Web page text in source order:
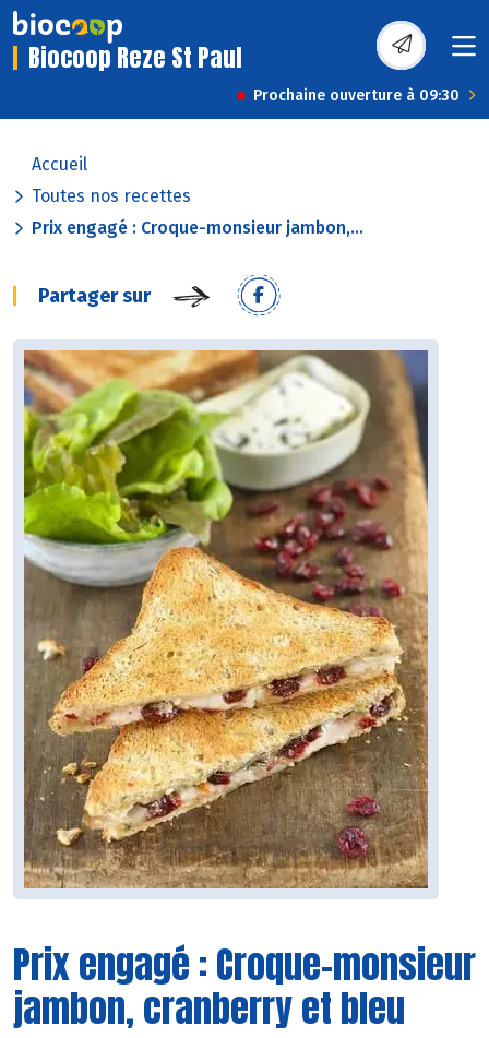
Biocoop Reze St Paul
Prochaine ouverture à 09:30
Accueil
Toutes nos recettes
Prix engagé : Croque-monsieur jambon,...
Partager sur
Prix engagé : Croque-monsieur
jambon, cranberry et bleu